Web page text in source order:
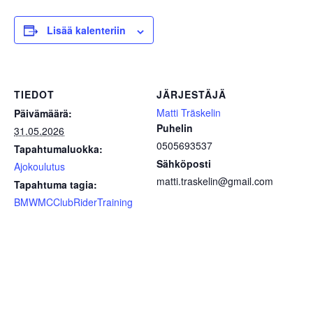
Lisää kalenteriin
TIEDOT
Päivämäärä:
31.05.2026
Tapahtumaluokka:
Ajokoulutus
Tapahtuma tagia:
BMWMCClubRiderTraining
JÄRJESTÄJÄ
Matti Träskelin
Puhelin
0505693537
Sähköposti
matti.traskelin@gmail.com